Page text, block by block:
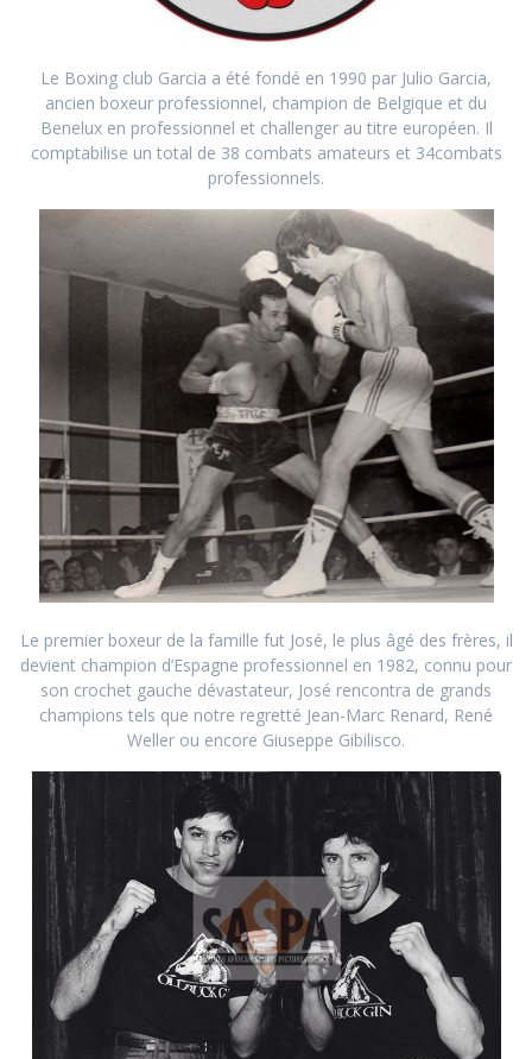
Le Boxing club Garcia a été fondé en 1990 par Julio Garcia,
ancien boxeur professionnel, champion de Belgique et du
Benelux en professionnel et challenger au titre européen. Il
comptabilise un total de 38 combats amateurs et 34combats
professionnels.
Le premier boxeur de la famille fut José, le plus âgé des frères, il
devient champion d’Espagne professionnel en 1982, connu pour
son crochet gauche dévastateur, José rencontra de grands
champions tels que notre regretté Jean-Marc Renard, René
Weller ou encore Giuseppe Gibilisco.